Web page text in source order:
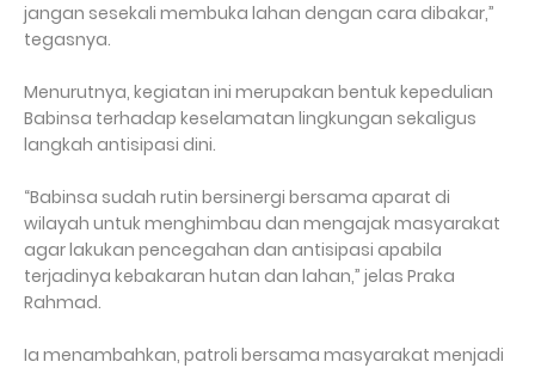
jangan sesekali membuka lahan dengan cara dibakar,”
tegasnya.
Menurutnya, kegiatan ini merupakan bentuk kepedulian
Babinsa terhadap keselamatan lingkungan sekaligus
langkah antisipasi dini.
“Babinsa sudah rutin bersinergi bersama aparat di
wilayah untuk menghimbau dan mengajak masyarakat
agar lakukan pencegahan dan antisipasi apabila
terjadinya kebakaran hutan dan lahan,” jelas Praka
Rahmad.
Ia menambahkan, patroli bersama masyarakat menjadi